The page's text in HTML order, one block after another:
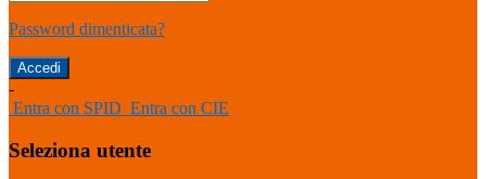
Password dimenticata?
-
Entra con SPID Entra con CIE
Seleziona utente